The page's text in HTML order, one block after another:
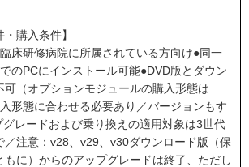
・購入条件】
床研修病院に所属されている方向け●同一
のPCにインストール可能●DVD版とダウン
可（オプションモジュールの購入形態は
形態に合わせる必要あり／バージョンもす
レードおよび乗り換えの適用対象は3世代
／注意：v28、v29、v30ダウンロード版（保
もに）からのアップグレードは終了、ただし